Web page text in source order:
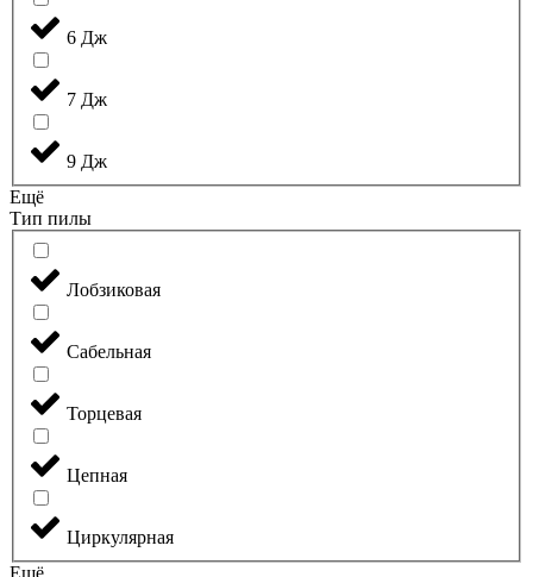
6 Дж
7 Дж
9 Дж
Ещё
Тип пилы
Лобзиковая
Сабельная
Торцевая
Цепная
Циркулярная
Ещё